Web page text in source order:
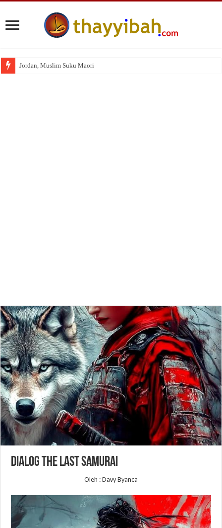
Jordan, Muslim Suku Maori
Dialog The Last Samurai
Oleh : Davy Byanca